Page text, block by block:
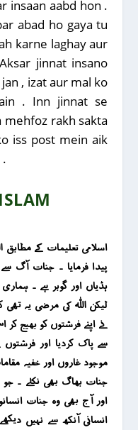
insaan aabd hon .
abad ho gaya tu
karne laghay aur
jinnat insano
, izat aur mal ko
. Inn jinnat se
mehfoz rakh sakta
iss post mein aik
اسلامی تعلیمات کے مطابق
پیدا فرمایا ۔ جنات آگ
ہڈیاں اور گوبر ہے ۔
لیکن اللہ کی مرضی یہ تھی
نے اپنے فرشتوں کو بھیج
سے پاک کردیا اور
موجود غاروں اور خفیہ
جنات بھاگ بھی نکلے ۔ جو
اور آج بھی وہ جنات
انسانی آنکھ سے نہیں